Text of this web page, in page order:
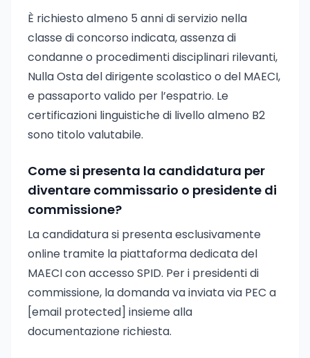
È richiesto almeno 5 anni di servizio nella
classe di concorso indicata, assenza di
condanne o procedimenti disciplinari rilevanti,
Nulla Osta del dirigente scolastico o del MAECI,
e passaporto valido per l’espatrio. Le
certificazioni linguistiche di livello almeno B2
sono titolo valutabile.
Come si presenta la candidatura per
diventare commissario o presidente di
commissione?
La candidatura si presenta esclusivamente
online tramite la piattaforma dedicata del
MAECI con accesso SPID. Per i presidenti di
commissione, la domanda va inviata via PEC a
[email protected] insieme alla
documentazione richiesta.